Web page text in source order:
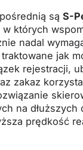
są S-
których
nadal
jak
rejestracji,
zakaz
na dłuższych
prędkość